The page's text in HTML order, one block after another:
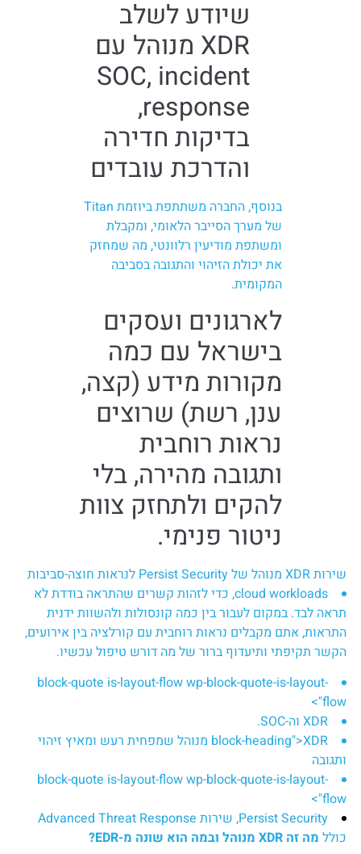
שיודע לשלב
XDR מנוהל עם
SOC, incident
response,
בדיקות חדירה
והדרכת עובדים
בנוסף, החברה משתתפת ביוזמת Titan
של מערך הסייבר הלאומי, ומקבלת
ומשתפת מודיעין רלוונטי, מה שמחזק
את יכולת הזיהוי והתגובה בסביבה
המקומית.
לארגונים ועסקים
בישראל עם כמה
מקורות מידע (קצה,
ענן, רשת) שרוצים
נראות רוחבית
ותגובה מהירה, בלי
להקים ולתחזק צוות
ניטור פנימי.
שירות XDR מנוהל של Persist Security לנראות חוצה-סביבות
cloud workloads, כדי לזהות קשרים שהתראה בודדת לא
תראה לבד. במקום לעבור בין כמה קונסולות ולהשוות ידנית
התראות, אתם מקבלים נראות רוחבית עם קורלציה בין אירועים,
הקשר תקיפתי ותיעדוף ברור של מה דורש טיפול עכשיו.
block-quote is-layout-flow wp-block-quote-is-layout-
flow">
XDR וה-SOC.
block-heading">XDR מנוהל שמפחית רעש ומאיץ זיהוי
ותגובה
block-quote is-layout-flow wp-block-quote-is-layout-
flow">
Persist Security, שירות Advanced Threat Response
כולל מה זה XDR מנוהל ובמה הוא שונה מ-EDR?